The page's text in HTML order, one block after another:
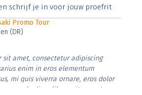
et justo cursus id rutrum lorem
schrijf je in voor jouw proefrit
Promo Tour
(DR)
sit amet, consectetur adipiscing
enim in eros elementum
mi quis viverra ornare, eros dolor
diam libero vitae erat.